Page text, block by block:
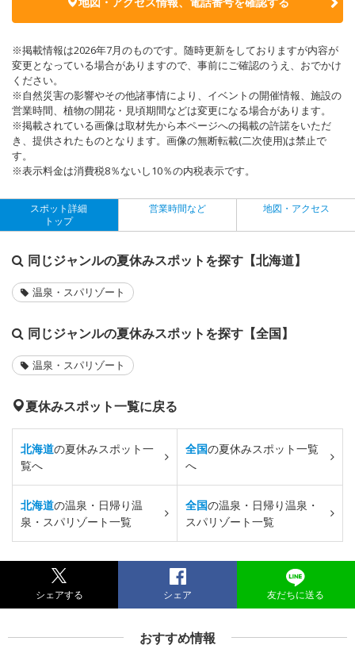
※掲載情報は2026年7月のものです。随時更新をしておりますが内容が
変更となっている場合がありますので、事前にご確認のうえ、おでかけ
ください。
※自然災害の影響やその他諸事情により、イベントの開催情報、施設の
営業時間、植物の開花・見頃期間などは変更になる場合があります。
※掲載されている画像は取材先から本ページへの掲載の許諾をいただ
き、提供されたものとなります。画像の無断転載(二次使用)は禁止で
す。
※表示料金は消費税8％ないし10％の内税表示です。
スポット詳細
トップ
営業時間など 地図・アクセス
同じジャンルの夏休みスポットを探す【北海道】
温泉・スパリゾート
同じジャンルの夏休みスポットを探す【全国】
温泉・スパリゾート
夏休みスポット一覧に戻る
北海道の夏休みスポット一
覧へ
全国の夏休みスポット一覧
へ
北海道の温泉・日帰り温
泉・スパリゾート一覧
全国の温泉・日帰り温泉・
スパリゾート一覧
シェアする シェア 友だちに送る
おすすめ情報